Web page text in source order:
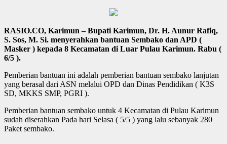
RASIO.CO, Karimun – Bupati Karimun, Dr. H. Aunur Rafiq,
S. Sos, M. Si. menyerahkan bantuan Sembako dan APD (
Masker ) kepada 8 Kecamatan di Luar Pulau Karimun. Rabu (
6/5 ).
Pemberian bantuan ini adalah pemberian bantuan sembako lanjutan
yang berasal dari ASN melalui OPD dan Dinas Pendidikan ( K3S
SD, MKKS SMP, PGRI ).
Pemberian bantuan sembako untuk 4 Kecamatan di Pulau Karimun
sudah diserahkan Pada hari Selasa ( 5/5 ) yang lalu sebanyak 280
Paket sembako.